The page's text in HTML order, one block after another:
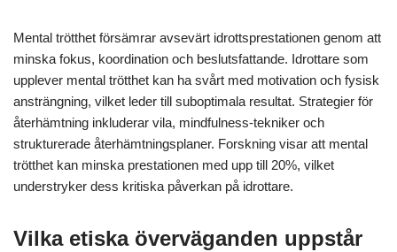
Mental trötthet försämrar avsevärt idrottsprestationen genom att
minska fokus, koordination och beslutsfattande. Idrottare som
upplever mental trötthet kan ha svårt med motivation och fysisk
ansträngning, vilket leder till suboptimala resultat. Strategier för
återhämtning inkluderar vila, mindfulness-tekniker och
strukturerade återhämtningsplaner. Forskning visar att mental
trötthet kan minska prestationen med upp till 20%, vilket
understryker dess kritiska påverkan på idrottare.
Vilka etiska överväganden uppstår